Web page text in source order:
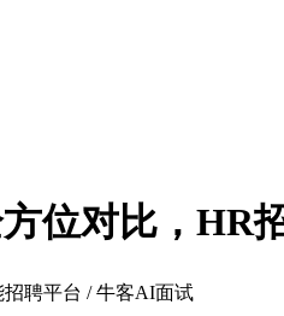
位对比，HR
聘平台 / 牛客AI面试